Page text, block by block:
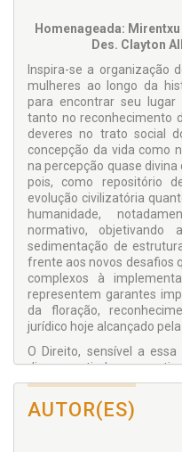
Homenageada:
Des. Clayton
Inspira-se a organização
mulheres ao longo da
para encontrar seu
tanto no reconhecimento
deveres no trato social
concepção da vida como
na percepção quase divina
pois, como repositório
evolução civilizatória
humanidade,
normativo, objetivando
sedimentação de
frente aos novos desafios
complexos à
representem garantes
da floração,
jurídico hoje alcançado
O Direito, sensível a
dias, a partir da
necessidade de prioritária
seres humanos, haverá
jurídica e a cabeça dos
AUTOR(ES)